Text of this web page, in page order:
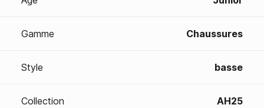
Gamme Chaussures
Style basse
Collection AH25